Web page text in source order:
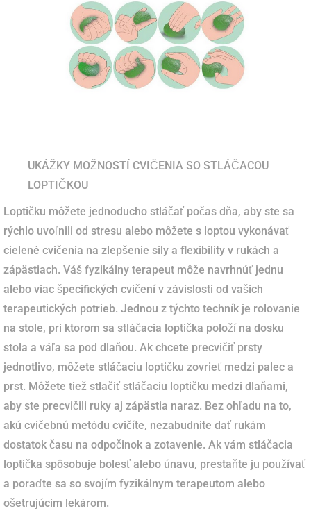
UKÁŽKY MOŽNOSTÍ CVIČENIA SO STLÁČACOU
LOPTIČKOU
Loptičku môžete jednoducho stláčať počas dňa, aby ste sa
rýchlo uvoľnili od stresu alebo môžete s loptou vykonávať
cielené cvičenia na zlepšenie sily a flexibility v rukách a
zápästiach. Váš fyzikálny terapeut môže navrhnúť jednu
alebo viac špecifických cvičení v závislosti od vašich
terapeutických potrieb. Jednou z týchto techník je rolovanie
na stole, pri ktorom sa stláčacia loptička položí na dosku
stola a váľa sa pod dlaňou. Ak chcete precvičiť prsty
jednotlivo, môžete stláčaciu loptičku zovrieť medzi palec a
prst. Môžete tiež stlačiť stláčaciu loptičku medzi dlaňami,
aby ste precvičili ruky aj zápästia naraz. Bez ohľadu na to,
akú cvičebnú metódu cvičíte, nezabudnite dať rukám
dostatok času na odpočinok a zotavenie. Ak vám stláčacia
loptička spôsobuje bolesť alebo únavu, prestaňte ju používať
a poraďte sa so svojím fyzikálnym terapeutom alebo
ošetrujúcim lekárom.